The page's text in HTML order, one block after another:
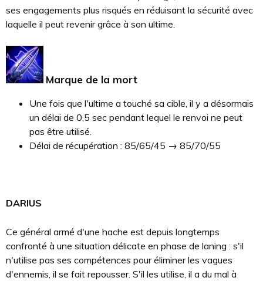
ses engagements plus risqués en réduisant la sécurité avec
laquelle il peut revenir grâce à son ultime.
Marque de la mort
Une fois que l'ultime a touché sa cible, il y a désormais
un délai de 0,5 sec pendant lequel le renvoi ne peut
pas être utilisé.
Délai de récupération : 85/65/45 → 85/70/55
DARIUS
Ce général armé d'une hache est depuis longtemps
confronté à une situation délicate en phase de laning : s'il
n'utilise pas ses compétences pour éliminer les vagues
d'ennemis, il se fait repousser. S'il les utilise, il a du mal à